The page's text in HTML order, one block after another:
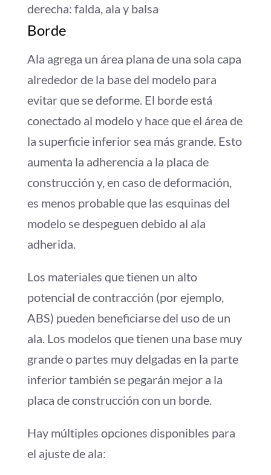
derecha: falda, ala y balsa
Borde
Ala agrega un área plana de una sola capa
alrededor de la base del modelo para
evitar que se deforme. El borde está
conectado al modelo y hace que el área de
la superficie inferior sea más grande. Esto
aumenta la adherencia a la placa de
construcción y, en caso de deformación,
es menos probable que las esquinas del
modelo se despeguen debido al ala
adherida.
Los materiales que tienen un alto
potencial de contracción (por ejemplo,
ABS) pueden beneficiarse del uso de un
ala. Los modelos que tienen una base muy
grande o partes muy delgadas en la parte
inferior también se pegarán mejor a la
placa de construcción con un borde.
Hay múltiples opciones disponibles para
el ajuste de ala: